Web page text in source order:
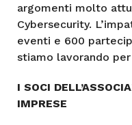
argomenti molto
Cybersecurity.
eventi e 600
stiamo lavorando
I SOCI
IMPRESE